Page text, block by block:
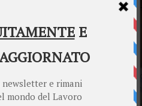
e
consent to use your
purposes:
advertising and content
a device